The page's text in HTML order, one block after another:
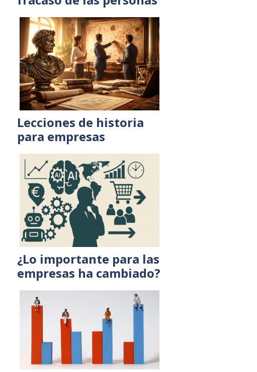
Lecciones de historia
para empresas
¿Lo importante para las
empresas ha cambiado?